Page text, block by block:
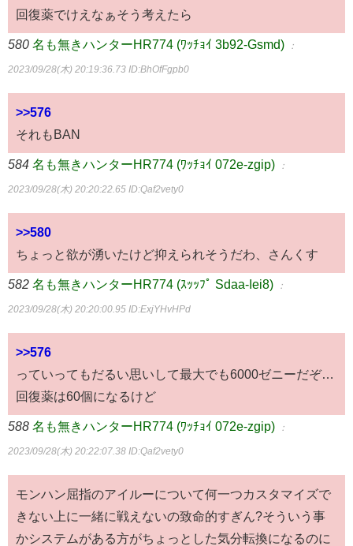
回復薬でけえなぁそう考えたら
580 名も無きハンターHR774 (ﾜｯﾁｮｲ 3b92-Gsmd) ：
2023/09/28(木) 20:19:36.73 ID:BhOfFgpb0
>>576
それもBAN
584 名も無きハンターHR774 (ﾜｯﾁｮｲ 072e-zgip) ：
2023/09/28(木) 20:20:22.65 ID:Qaf2vety0
>>580
ちょっと欲が湧いたけど抑えられそうだわ、さんくす
582 名も無きハンターHR774 (ｽｯｯﾌﾟ Sdaa-Iei8) ：
2023/09/28(木) 20:20:00.95 ID:ExjYHvHPd
>>576
っていってもだるい思いして最大でも6000ゼニーだぞ…
回復薬は60個になるけど
588 名も無きハンターHR774 (ﾜｯﾁｮｲ 072e-zgip) ：
2023/09/28(木) 20:22:07.38 ID:Qaf2vety0
モンハン屈指のアイルーについて何一つカスタマイズで
きない上に一緒に戦えないの致命的すぎん?そういう事
かシステムがある方がちょっとした気分転換になるのに